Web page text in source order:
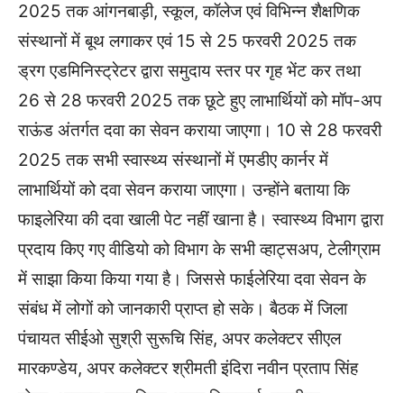
2025 तक आंगनबाड़ी, स्कूल, कॉलेज एवं विभिन्न शैक्षणिक
संस्थानों में बूथ लगाकर एवं 15 से 25 फरवरी 2025 तक
ड्रग एडमिनिस्ट्रेटर द्वारा समुदाय स्तर पर गृह भेंट कर तथा
26 से 28 फरवरी 2025 तक छूटे हुए लाभार्थियों को मॉप-अप
राऊंड अंतर्गत दवा का सेवन कराया जाएगा। 10 से 28 फरवरी
2025 तक सभी स्वास्थ्य संस्थानों में एमडीए कार्नर में
लाभार्थियों को दवा सेवन कराया जाएगा। उन्होंने बताया कि
फाइलेरिया की दवा खाली पेट नहीं खाना है। स्वास्थ्य विभाग द्वारा
प्रदाय किए गए वीडियो को विभाग के सभी व्हाट्सअप, टेलीग्राम
में साझा किया किया गया है। जिससे फाईलेरिया दवा सेवन के
संबंध में लोगों को जानकारी प्राप्त हो सके। बैठक में जिला
पंचायत सीईओ सुश्री सुरूचि सिंह, अपर कलेक्टर सीएल
मारकण्डेय, अपर कलेक्टर श्रीमती इंदिरा नवीन प्रताप सिंह